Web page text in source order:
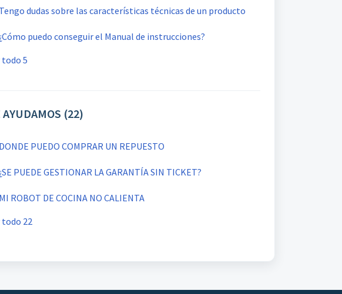
Tengo dudas sobre las características técnicas de un producto
¿Cómo puedo conseguir el Manual de instrucciones?
todo 5
AYUDAMOS (22)
DONDE PUEDO COMPRAR UN REPUESTO
¿SE PUEDE GESTIONAR LA GARANTÍA SIN TICKET?
MI ROBOT DE COCINA NO CALIENTA
todo 22